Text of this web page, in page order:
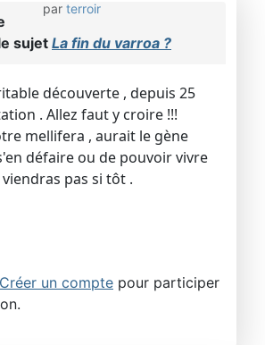
par terroir
sujet La fin du varroa ?
découverte , depuis 25
. Allez faut y croire !!!
mellifera , aurait le gène
défaire ou de pouvoir vivre
viendras pas si tôt .
Créer un compte pour participer